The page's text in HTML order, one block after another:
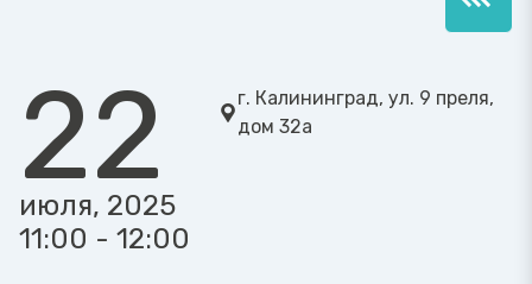
22
июля, 2025
11:00 - 12:00
г. Калининград, ул. 9 преля,
дом 32а